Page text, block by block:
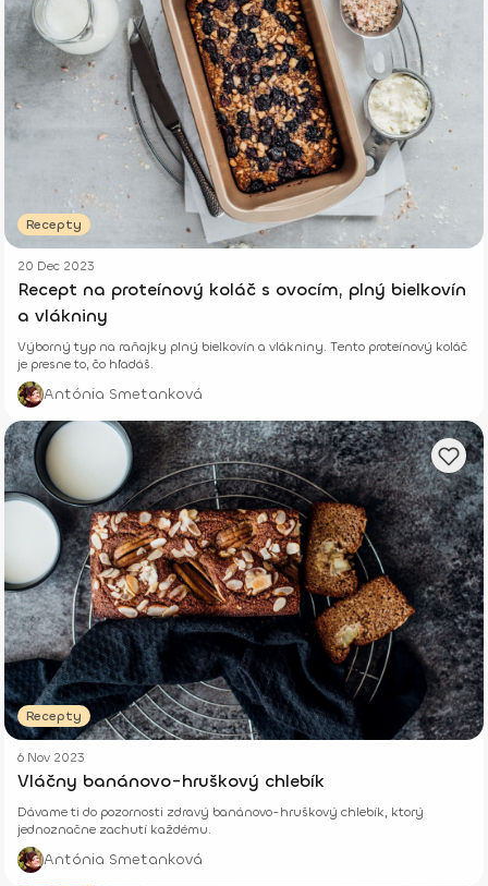
Recepty
20 Dec 2023
Recept na proteínový koláč s ovocím, plný bielkovín
a vlákniny
Výborný typ na raňajky plný bielkovín a vlákniny. Tento proteínový koláč
je presne to, čo hľadáš.
Antónia Smetanková
Recepty
6 Nov 2023
Vláčny banánovo-hruškový chlebík
Dávame ti do pozornosti zdravý banánovo-hruškový chlebík, ktorý
jednoznačne zachutí každému.
Antónia Smetanková